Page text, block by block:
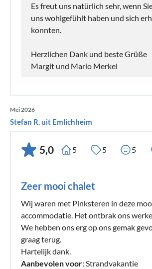
Es freut uns natürlich sehr, wenn
uns wohlgefühlt haben und sich
konnten.
Herzlichen Dank und beste Grüße
Margit und Mario Merkel
Mei 2026
Stefan R. uit Emlichheim
5,0 5 5 5
Zeer mooi chalet
Wij waren met Pinksteren in deze
accommodatie. Het ontbrak ons
We hebben ons erg op ons gemak
graag terug.
Hartelijk dank.
Aanbevolen voor: Strandvakantie